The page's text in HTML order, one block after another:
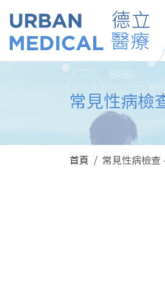
常見性病檢
首頁 常見性病檢查